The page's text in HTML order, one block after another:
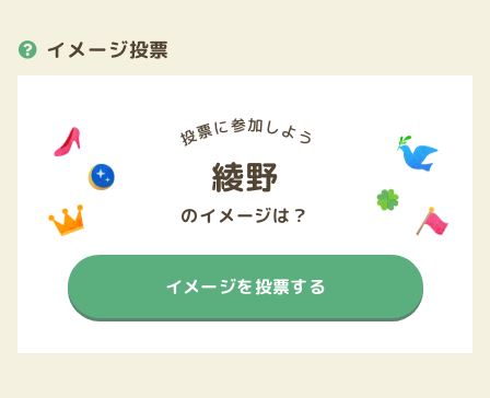
イメージ投票
綾野
のイメージは？
イメージを投票する